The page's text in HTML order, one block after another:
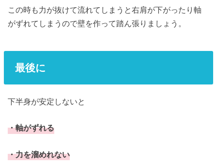
この時も力が抜けて流れてしまうと右肩が下がったり軸
がずれてしまうので壁を作って踏ん張りましょう。
最後に
下半身が安定しないと
・軸がずれる
・力を溜めれない